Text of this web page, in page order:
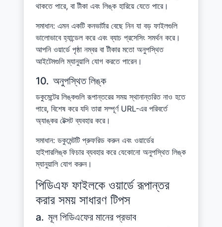
থাকতে পারে, বা টীকা এবং লিঙ্ক হারিয়ে যেতে পারে।
সমাধান: এমন একটি কনভার্টার বেছে নিন যা বড় ফাইলগুলি
ভালোভাবে হ্যান্ডেল করে এবং ব্যাচ প্রসেসিং সমর্থন করে।
আপনি ওয়ার্ডে পৃষ্ঠা নম্বর বা টীকার মতো অনুপস্থিত
আইটেমগুলি ম্যানুয়ালি যোগ করতে পারেন।
10. অনুপস্থিত লিঙ্ক
ডকুমেন্টের লিঙ্কগুলি রূপান্তরের সময় স্থানান্তরিত নাও হতে
পারে, বিশেষ করে যদি তারা সম্পূর্ণ URL-এর পরিবর্তে
অ্যাঙ্কর টেক্সট ব্যবহার করে।
সমাধান: ডকুমেন্টটি প্রুফরিড করুন এবং ওয়ার্ডের
হাইপারলিঙ্ক ফিচার ব্যবহার করে যেকোনো অনুপস্থিত লিঙ্ক
ম্যানুয়ালি যোগ করুন।
পিডিএফ ফাইলকে ওয়ার্ডে রূপান্তর
করার সময় সাধারণ টিপস
a. মূল পিডিএফের মানের প্রভাব